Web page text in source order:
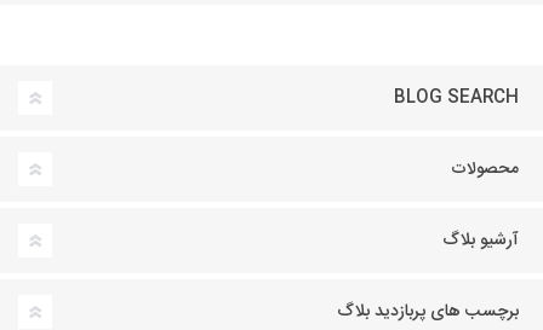
BLOG SEARCH
محصولات
آرشیو بلاگ
برچسب های پربازدید بلاگ